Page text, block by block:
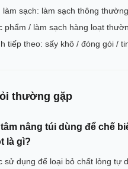
làm sạch: làm sạch thông
phẩm / làm sạch hàng loạt
tiếp theo: sấy khô / đóng gói /
thường gặp
tâm nâng túi dùng để chế
là gì?
sử dụng để loại bỏ chất lỏng tự